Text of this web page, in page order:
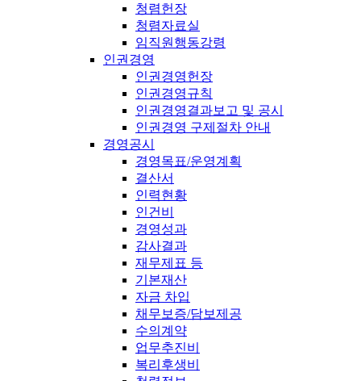
청렴헌장
청렴자료실
임직원행동강령
인권경영
인권경영헌장
인권경영규칙
인권경영결과보고 및 공시
인권경영 구제절차 안내
경영공시
경영목표/운영계획
결산서
인력현황
인건비
경영성과
감사결과
재무제표 등
기본재산
자금 차입
채무보증/담보제공
수의계약
업무추진비
복리후생비